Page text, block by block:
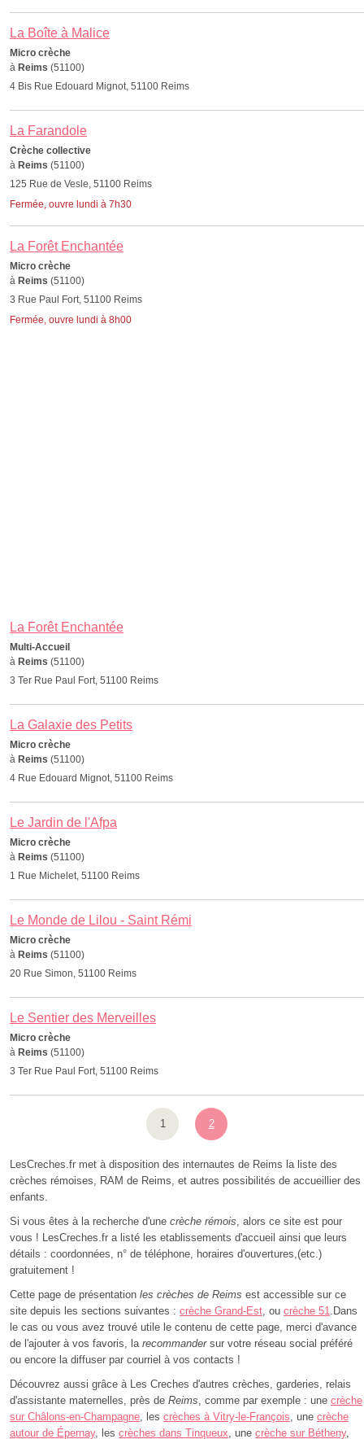
La Boîte à Malice
Micro crèche
à Reims (51100)
4 Bis Rue Edouard Mignot, 51100 Reims
La Farandole
Crèche collective
à Reims (51100)
125 Rue de Vesle, 51100 Reims
Fermée, ouvre lundi à 7h30
La Forêt Enchantée
Micro crèche
à Reims (51100)
3 Rue Paul Fort, 51100 Reims
Fermée, ouvre lundi à 8h00
La Forêt Enchantée
Multi-Accueil
à Reims (51100)
3 Ter Rue Paul Fort, 51100 Reims
La Galaxie des Petits
Micro crèche
à Reims (51100)
4 Rue Edouard Mignot, 51100 Reims
Le Jardin de l'Afpa
Micro crèche
à Reims (51100)
1 Rue Michelet, 51100 Reims
Le Monde de Lilou - Saint Rémi
Micro crèche
à Reims (51100)
20 Rue Simon, 51100 Reims
Le Sentier des Merveilles
Micro crèche
à Reims (51100)
3 Ter Rue Paul Fort, 51100 Reims
1 2
LesCreches.fr met à disposition des internautes de Reims la liste des
crèches rémoises, RAM de Reims, et autres possibilités de accueillier des
enfants.
Si vous êtes à la recherche d'une crèche rémois, alors ce site est pour
vous ! LesCreches.fr a listé les etablissements d'accueil ainsi que leurs
détails : coordonnées, n° de téléphone, horaires d'ouvertures,(etc.)
gratuitement !
Cette page de présentation les crèches de Reims est accessible sur ce
site depuis les sections suivantes : crèche Grand-Est, ou crèche 51.Dans
le cas ou vous avez trouvé utile le contenu de cette page, merci d'avance
de l'ajouter à vos favoris, la recommandersur votre réseau social préféré
ou encore la diffuser par courriel à vos contacts !
Découvrez aussi grâce à Les Creches d'autres crèches, garderies, relais
d'assistante maternelles, près de Reims, comme par exemple : une crèche
sur Châlons-en-Champagne, les crèches à Vitry-le-François, une crèche
autour de Épernay, les crèches dans Tinqueux, une crèche sur Bétheny,